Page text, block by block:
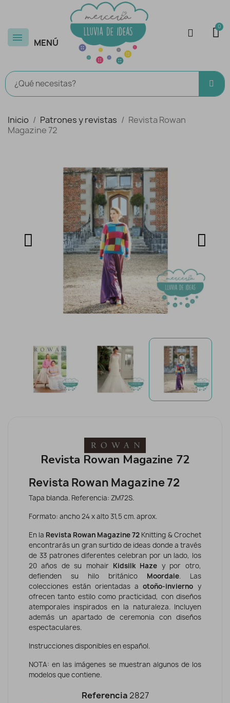
MENÚ
Inicio Patrones y revistas
Revista Rowan
Magazine 72
Revista Rowan Magazine 72
Revista Rowan Magazine 72
Tapa blanda. Referencia: ZM72S.
Formato: ancho 24 x alto 31,5 cm. aprox.
En la Revista Rowan Magazine 72 Knitting & Crochet
encontrarás un gran surtido de ideas donde a través
de 33 patrones diferentes celebran por un lado, los
20 años de su mohair Kidsilk Haze y por otro,
defienden su hilo británico Moordale. Las
colecciones están orientadas a otoño-invierno y
ofrecen tanto estilo como practicidad, con diseños
atemporales inspirados en la naturaleza. Incluyen
además un apartado de ceremonia con diseños
espectaculares.
Instrucciones disponibles en español.
NOTA: en las imágenes se muestran algunos de los
modelos que contiene.
Referencia 2827